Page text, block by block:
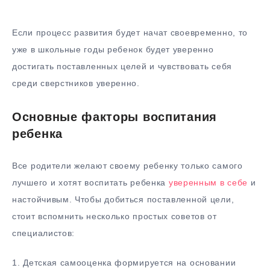
Если процесс развития будет начат своевременно, то
уже в школьные годы ребенок будет уверенно
достигать поставленных целей и чувствовать себя
среди сверстников уверенно.
Основные факторы воспитания
ребенка
Все родители желают своему ребенку только самого
лучшего и хотят воспитать ребенка уверенным в себе и
настойчивым. Чтобы добиться поставленной цели,
стоит вспомнить несколько простых советов от
специалистов:
1.​ Детская самооценка формируется на основании